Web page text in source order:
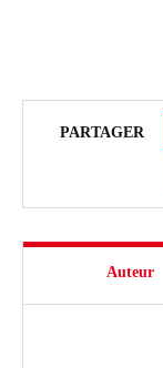
PARTAGER
Auteur